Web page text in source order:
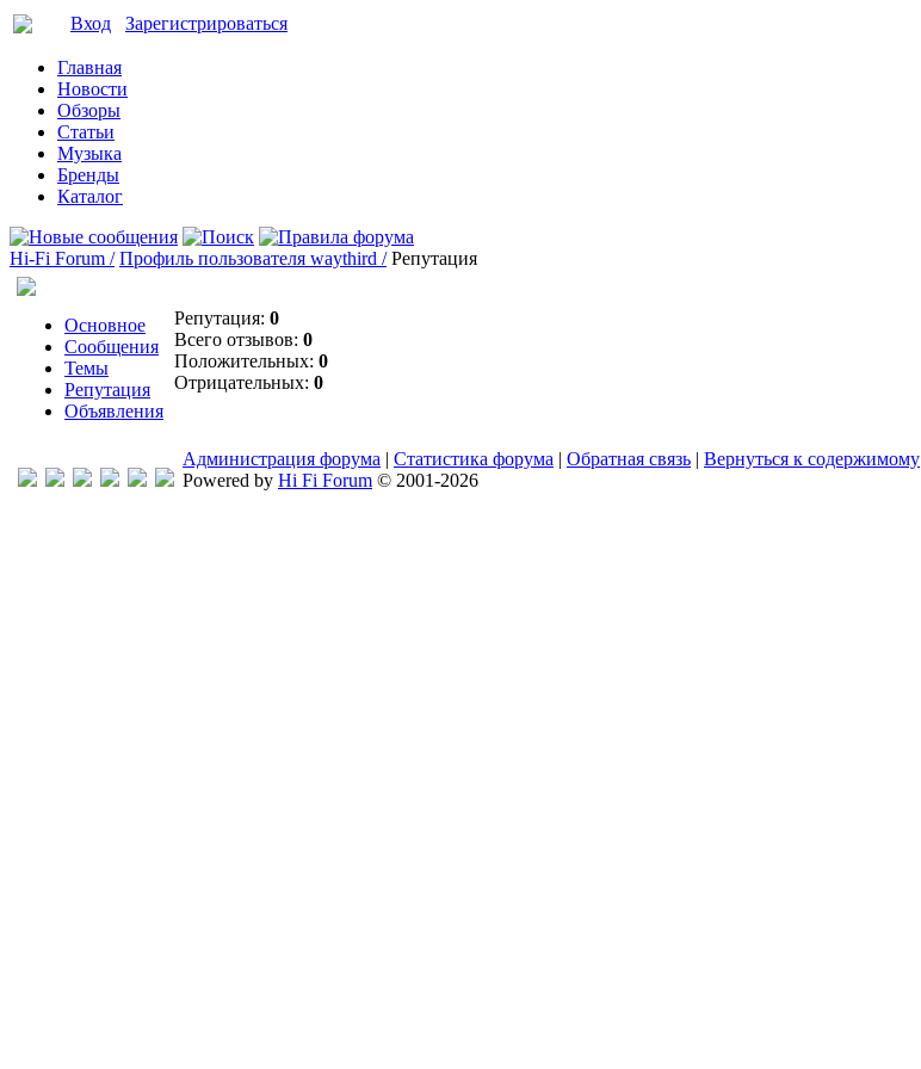
Вход Зарегистрироваться
Главная
Новости
Обзоры
Статьи
Музыка
Бренды
Каталог
Hi-Fi Forum / Профиль пользователя waythird / Репутация
Основное
Сообщения
Темы
Репутация
Объявления
Репутация: 0
Всего отзывов: 0
Положительных: 0
Отрицательных: 0
Администрация форума | Статистика форума | Обратная связь | Вернуться к содержимому
Powered by Hi Fi Forum © 2001-2026